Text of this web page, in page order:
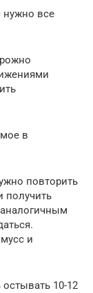
нужно все
в
повторить
получить
и
10-12